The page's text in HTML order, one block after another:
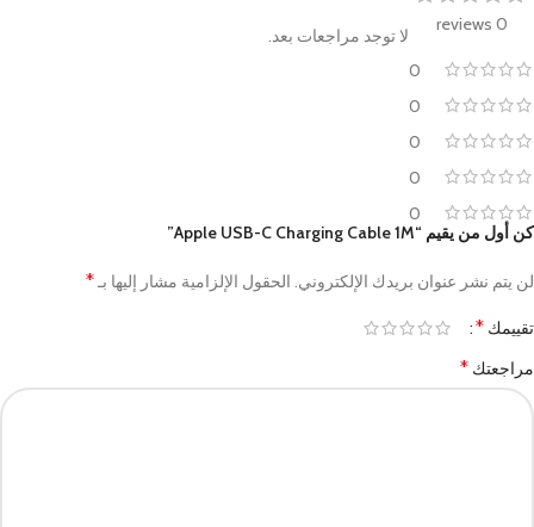
0 reviews
0
0
0
0
0
لا توجد مراجعات بعد.
كن أول من يقيم “Apple USB-C Charging Cable 1M”
لن يتم نشر عنوان بريدك الإلكتروني. الحقول الإلزامية مشار إليها بـ*
تقييمك *
مراجعتك *